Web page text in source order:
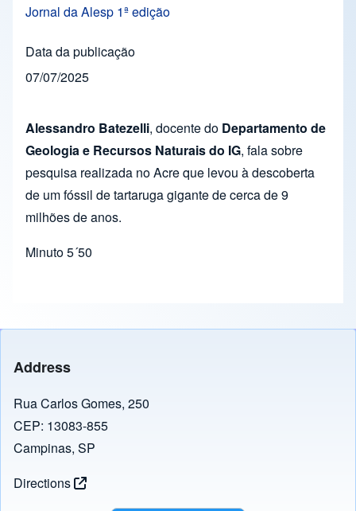
Jornal da Alesp 1ª edição
Data da publicação
07/07/2025
Alessandro Batezelli, docente do Departamento de
Geologia e Recursos Naturais do IG, fala sobre
pesquisa realizada no Acre que levou à descoberta
de um fóssil de tartaruga gigante de cerca de 9
milhões de anos.
Minuto 5´50
Address
Rua Carlos Gomes, 250
CEP: 13083-855
Campinas, SP
Directions